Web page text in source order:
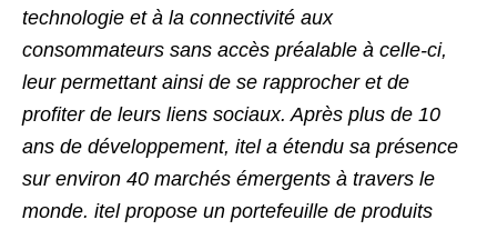
technologie et à la connectivité aux
consommateurs sans accès préalable à celle-ci,
leur permettant ainsi de se rapprocher et de
profiter de leurs liens sociaux. Après plus de 10
ans de développement, itel a étendu sa présence
sur environ 40 marchés émergents à travers le
monde. itel propose un portefeuille de produits